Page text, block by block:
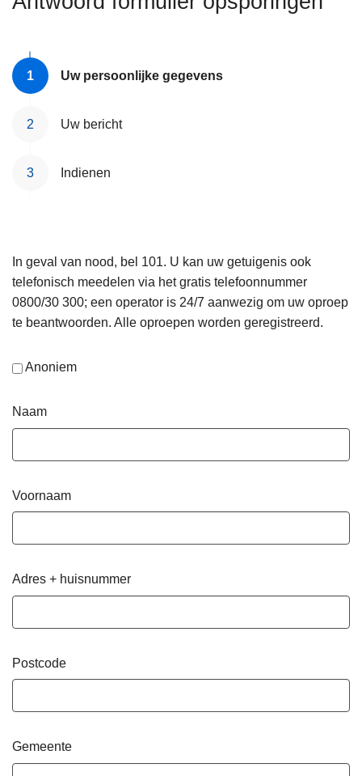
Uw persoonlijke gegevens
Uw bericht
Indienen
In geval van nood, bel 101. U kan uw getuigenis ook
telefonisch meedelen via het gratis telefoonnummer
0800/30 300; een operator is 24/7 aanwezig om uw oproep
te beantwoorden. Alle oproepen worden geregistreerd.
Anoniem
Naam
Voornaam
Adres + huisnummer
Postcode
Gemeente